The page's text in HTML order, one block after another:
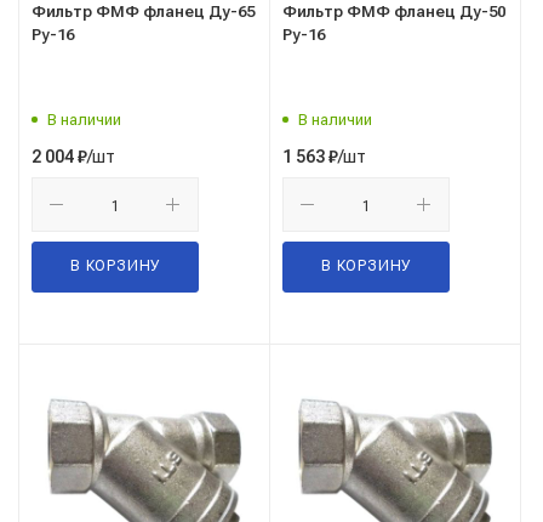
Фильтр ФМФ фланец Ду-65
Ру-16
В наличии
2 004₽/шт
В КОРЗИНУ
Фильтр ФМФ фланец Ду-50
Ру-16
В наличии
1 563₽/шт
В КОРЗИНУ